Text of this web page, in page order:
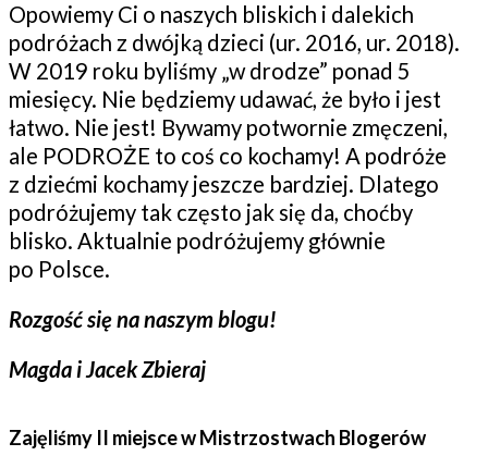
Opowiemy Ci o naszych bliskich i dalekich
podróżach z dwójką dzieci (ur. 2016, ur. 2018).
W 2019 roku byliśmy „w drodze” ponad 5
miesięcy. Nie będziemy udawać, że było i jest
łatwo. Nie jest! Bywamy potwornie zmęczeni,
ale PODROŻE to coś co kochamy! A podróże
z dziećmi kochamy jeszcze bardziej. Dlatego
podróżujemy tak często jak się da, choćby
blisko. Aktualnie podróżujemy głównie
po Polsce.
Rozgość się na naszym blogu!
Magda i Jacek Zbieraj
Zajęliśmy II miejsce w Mistrzostwach Blogerów